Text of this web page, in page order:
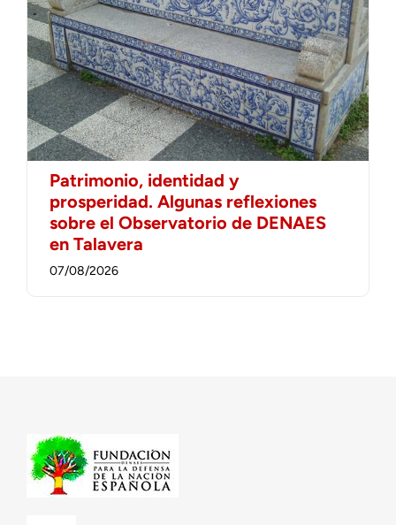
Patrimonio, identidad y
prosperidad. Algunas reflexiones
sobre el Observatorio de DENAES
en Talavera
07/08/2026